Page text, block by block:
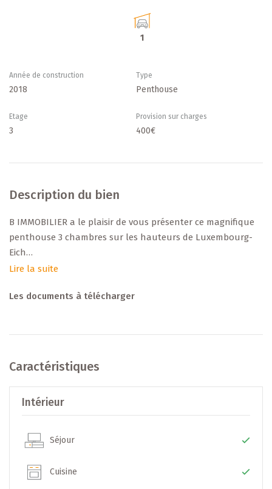
1
Année de construction
2018
Type
Penthouse
Etage
3
Provision sur charges
400€
Description du bien
B IMMOBILIER a le plaisir de vous présenter ce magnifique
penthouse 3 chambres sur les hauteurs de Luxembourg-
Eich
haut de gamme bénéficie d'une surface habitable de 134.49
ouest de 282 m2.
Le penthouse se compose comme suit:
- Ascenseur privatif donnant accès au hall d'entrée
- Grand séjour
- Cuisine équipée ouverte
- Terrasses et jardin privatif
- Trois chambres à coucher
Lire la suite
Les documents à télécharger
Caractéristiques
Intérieur
Séjour
Cuisine